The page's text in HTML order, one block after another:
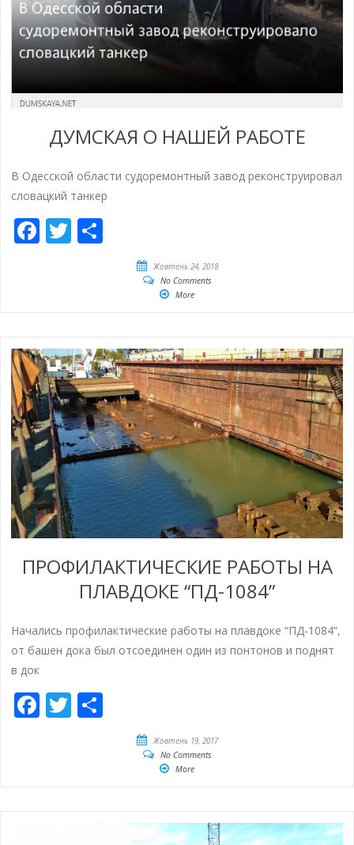
ДУМСКАЯ О НАШЕЙ РАБОТЕ
В Одесской области судоремонтный завод реконструировал
словацкий танкер
Facebook
Twitter
Жовтень 24, 2018
No Comments
More
ПРОФИЛАКТИЧЕСКИЕ РАБОТЫ НА
ПЛАВДОКЕ “ПД-1084”
Начались профилактические работы на плавдоке “ПД-1084”,
от башен дока был отсоединен один из понтонов и поднят
в док
Facebook
Twitter
Жовтень 19, 2017
No Comments
More